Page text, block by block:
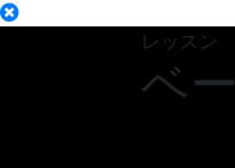
レッスン
ベ